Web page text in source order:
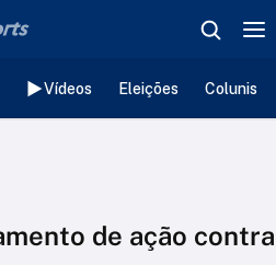
Vídeos Eleições
de ação contra